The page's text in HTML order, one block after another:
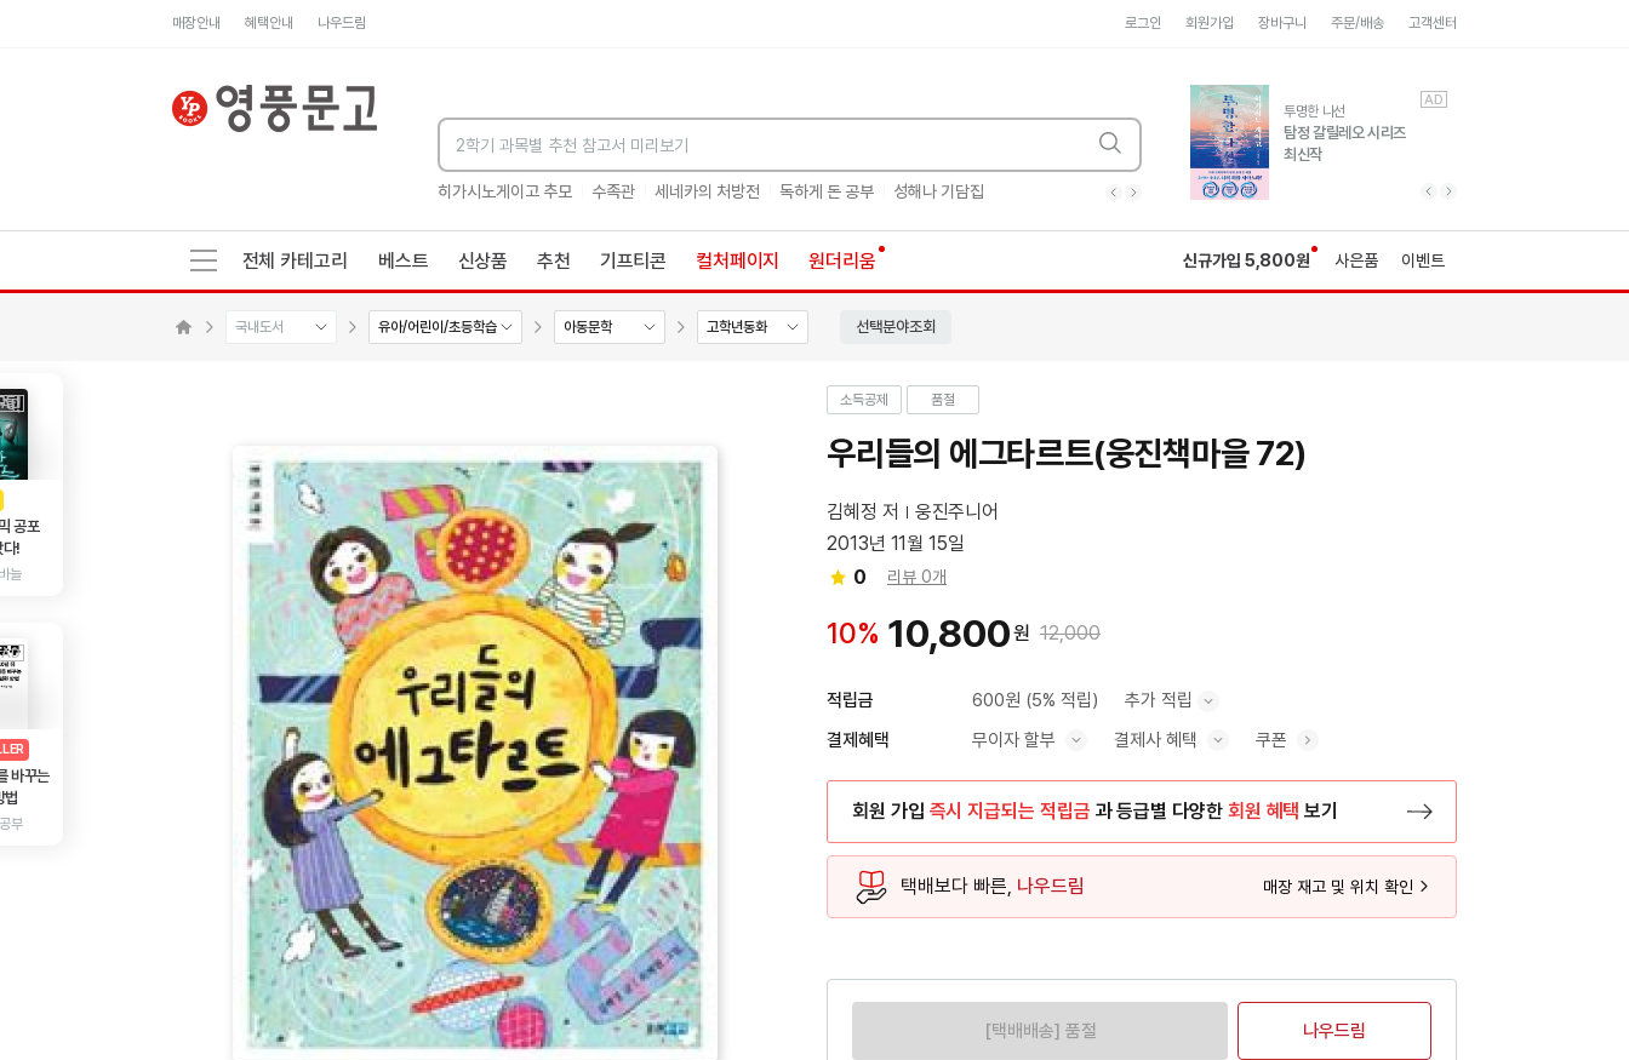
매장안내 혜택안내 나우드림 로그인 회원가입 장바구니 주문/배송 고객센터
히가시노게이고 추모 수족관 세네카의 처방전 독하게 돈 공부 성해나 기담집 히가시노게이고 추모 수족관 독하게 돈 공부
유럽 도시 기행3
풍성한 서사와 인문학적
통찰!
AD
투명한 나선
탐정 갈릴레오 시리즈
최신작
AD
전체 카테고리 베스트 신상품 추천 기프티콘 컬처페이지 원더리움 신규가입 5,800원 사은품 이벤트
국내도서 유아/어린이/초등학습 아동문학 고학년동화 선택분야조회
AD
공포
다!
늘
AD
바꾸는
법
부
소득공제 품절
우리들의 에그타르트(웅진책마을 72)
김혜정 저
웅진주니어
2013년 11월 15일
0
리뷰 0개
10% 10,800원 12,000
적립금 600원 (5% 적립) 추가 적립
결제혜택 무이자 할부 결제사 혜택 쿠폰
회원 가입 즉시 지급되는 적립금 과 등급별 다양한 회원 혜택 보기
택배보다 빠른, 나우드림 매장 재고 및 위치 확인
[택배배송] 품절 나우드림